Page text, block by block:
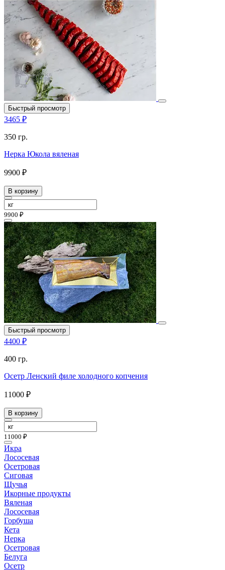
Быстрый просмотр
3465 ₽
350 гр.
Нерка Юкола вяленая
9900 ₽
В корзину
9900 ₽
Быстрый просмотр
4400 ₽
400 гр.
Осетр Ленский филе холодного копчения
11000 ₽
В корзину
11000 ₽
Икра
Лососевая
Осетровая
Сиговая
Щучья
Икорные продукты
Вяленая
Лососевая
Горбуша
Кета
Нерка
Осетровая
Белуга
Осетр